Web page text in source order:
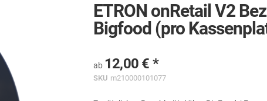
ETRON onRetail V2
Bigfood (pro
ab 12,00 €
SKU m210000101077